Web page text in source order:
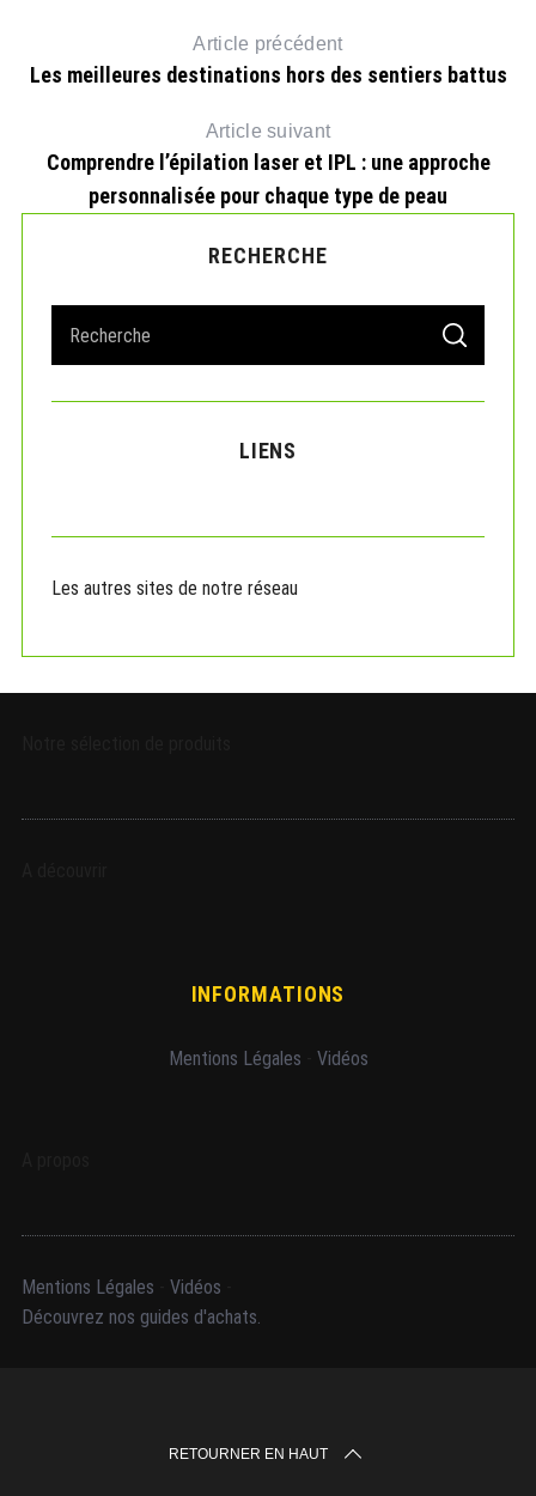
Article précédent
Les meilleures destinations hors des sentiers battus
Article suivant
Comprendre l’épilation laser et IPL : une approche
personnalisée pour chaque type de peau
RECHERCHE
a
r
r
S
A
C
LIENS
Les autres sites de notre réseau
INFORMATIONS
Mentions Légales Vidéos
Mentions Légales Vidéos
Découvrez nos guides d'achats.
RETOURNER EN HAUT